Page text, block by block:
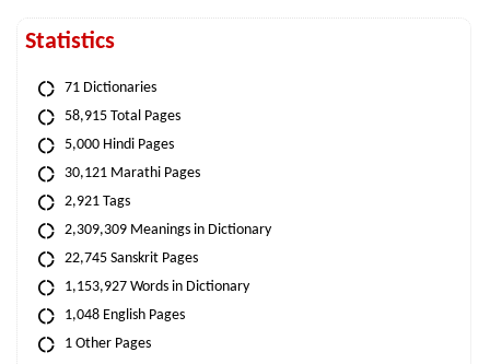
Statistics
71 Dictionaries
58,915 Total Pages
5,000 Hindi Pages
30,121 Marathi Pages
2,921 Tags
2,309,309 Meanings in Dictionary
22,745 Sanskrit Pages
1,153,927 Words in Dictionary
1,048 English Pages
1 Other Pages